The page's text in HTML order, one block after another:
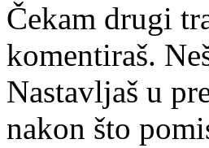
Čekam drugi
komentiraš.
Nastavljaš u
nakon što